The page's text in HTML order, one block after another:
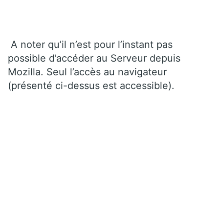
A noter qu’il n’est pour l’instant pas
possible d’accéder au Serveur depuis
Mozilla. Seul l’accès au navigateur
(présenté ci-dessus est accessible).